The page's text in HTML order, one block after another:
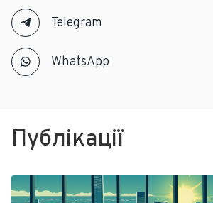
Telegram
WhatsApp
Публікації